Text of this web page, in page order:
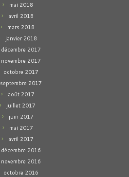
mai 2018
avril 2018
mars 2018
janvier 2018
décembre 2017
novembre 2017
octobre 2017
septembre 2017
août 2017
juillet 2017
juin 2017
mai 2017
avril 2017
décembre 2016
novembre 2016
octobre 2016